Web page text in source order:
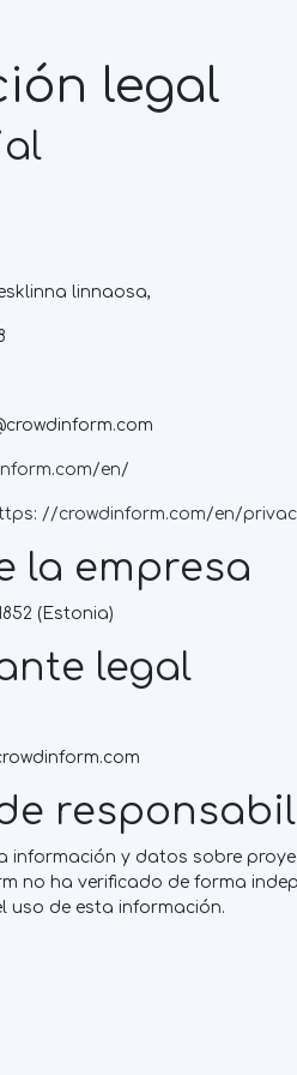
legal
linnaosa,
en/
//crowdinform.com/en/
la empresa
(Estonia)
legal
información y datos sobre
no ha verificado de forma
uso de esta información.